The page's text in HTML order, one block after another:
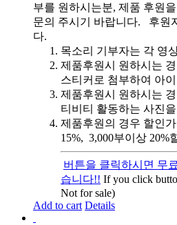
부를 원하시는분, 제품 후원
문의 주시기 바랍니다. 후원
다.
목소리 기부자는 각 영
제품후원시 원하시는
스티커로 첨부하여 아
제품후원시 원하시는
티비티 활동하는 사진
제품후원의 경우 할인
15%, 3,000부이상 20%
버튼을 클릭하시면 무
습니다!! If you click
Not for sale)
Add to cart Details